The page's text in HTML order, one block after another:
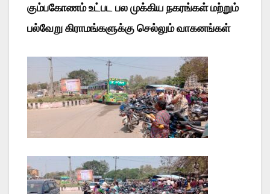
கும்பகோணம் உட்பட பல முக்கிய நகரங்கள் மற்றும்
பல்வேறு கிராமங்களுக்கு செல்லும் வாகனங்கள்